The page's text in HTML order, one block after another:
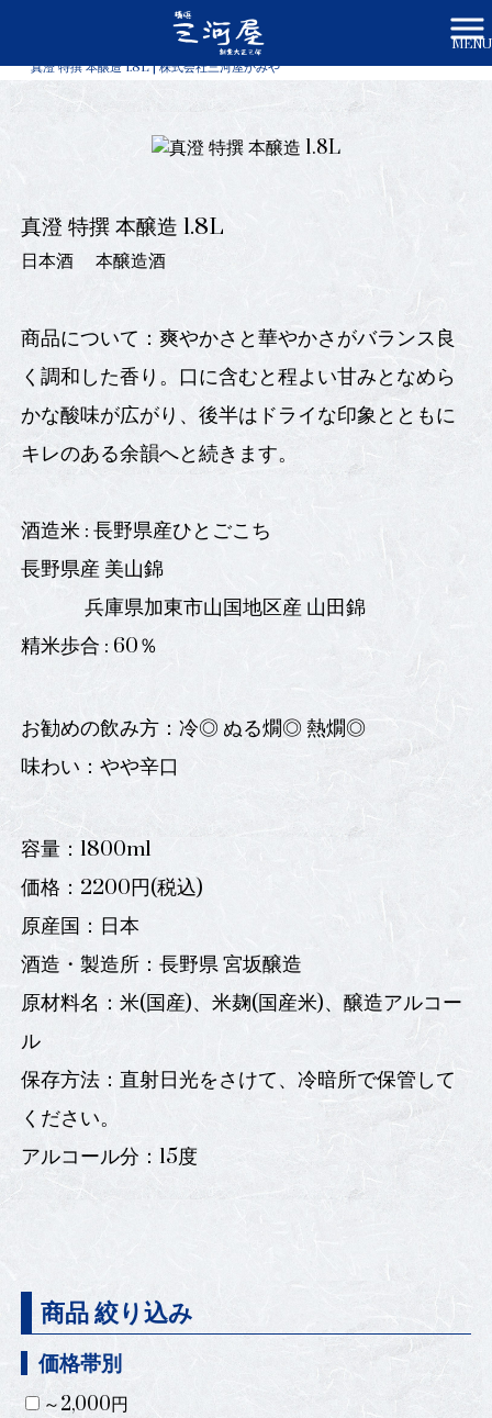
MENU
商品一覧
真澄 特撰 本醸造 1.8L | 株式会社三河屋かみや
真澄 特撰 本醸造 1.8L
日本酒 本醸造酒
商品について：爽やかさと華やかさがバランス良
く調和した香り。口に含むと程よい甘みとなめら
かな酸味が広がり、後半はドライな印象とともに
キレのある余韻へと続きます。
酒造米 : 長野県産ひとごこち
長野県産 美山錦
兵庫県加東市山国地区産 山田錦
精米歩合 : 60％
お勧めの飲み方：冷◎ ぬる燗◎ 熱燗◎
味わい：やや辛口
容量：1800ml
価格：2200円(税込)
原産国：日本
酒造・製造所：長野県 宮坂醸造
原材料名：米(国産)、米麹(国産米)、醸造アルコー
ル
保存方法：直射日光をさけて、冷暗所で保管して
ください。
アルコール分：15度
商品 絞り込み
価格帯別
～2,000円